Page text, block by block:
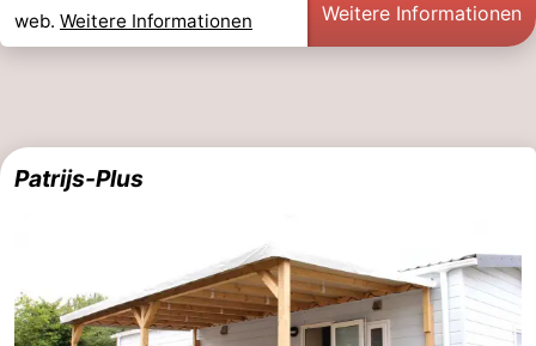
web. Weitere Informationen Weitere Informationen
Patrijs-Plus